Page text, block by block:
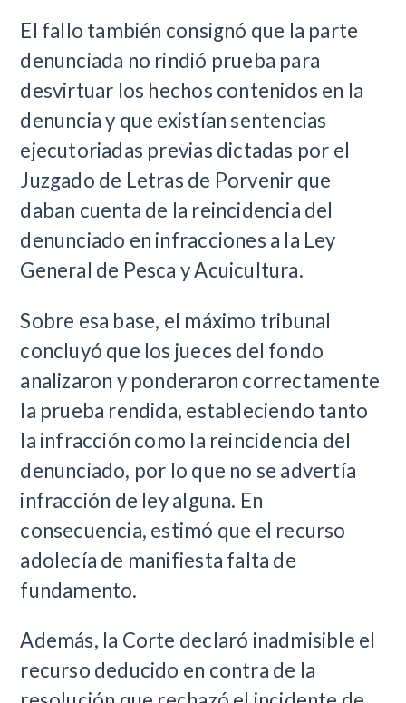
El fallo también consignó que la parte
denunciada no rindió prueba para
desvirtuar los hechos contenidos en la
denuncia y que existían sentencias
ejecutoriadas previas dictadas por el
Juzgado de Letras de Porvenir que
daban cuenta de la reincidencia del
denunciado en infracciones a la Ley
General de Pesca y Acuicultura.
Sobre esa base, el máximo tribunal
concluyó que los jueces del fondo
analizaron y ponderaron correctamente
la prueba rendida, estableciendo tanto
la infracción como la reincidencia del
denunciado, por lo que no se advertía
infracción de ley alguna. En
consecuencia, estimó que el recurso
adolecía de manifiesta falta de
fundamento.
Además, la Corte declaró inadmisible el
recurso deducido en contra de la